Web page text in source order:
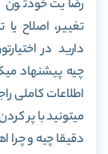
رضایت خودتون
تغییر، اصلاح
دارید در
چیه پیشنهاد
اطلاعات کاملی
میتونید با پر
دقیقا چیه و چرا